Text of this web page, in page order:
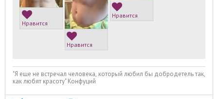
Нравится
Нравится
Нравится
"Я еще не встречал человека, который любил бы добродетель так,
как любят красоту" Конфуций